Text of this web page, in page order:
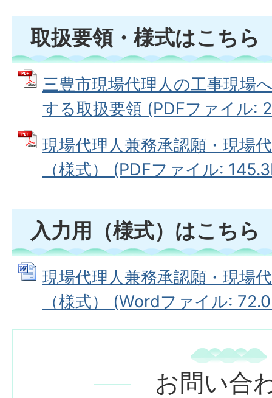
取扱要領・様式はこちら
三豊市現場代理人の工事現場
する取扱要領 (PDFファイル:
現場代理人兼務承認願・現場
（様式） (PDFファイル:
入力用（様式）はこちら
現場代理人兼務承認願・現場
（様式） (Wordファイル:
お問い合